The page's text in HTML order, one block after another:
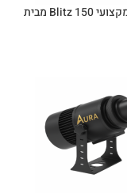
מקרן לוגו מקצועי Blitz 150 מבית